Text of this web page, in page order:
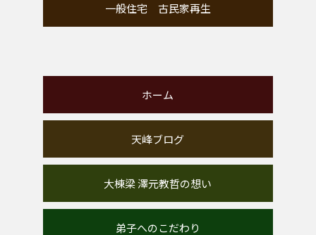
一般住宅 古民家再生
ホーム
天峰ブログ
大棟梁 澤元教哲の想い
弟子へのこだわり